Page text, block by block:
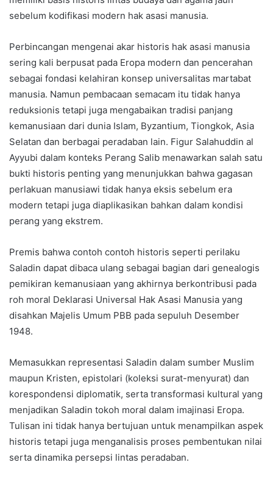
sebelum kodifikasi modern hak asasi manusia.
Perbincangan mengenai akar historis hak asasi manusia
sering kali berpusat pada Eropa modern dan pencerahan
sebagai fondasi kelahiran konsep universalitas martabat
manusia. Namun pembacaan semacam itu tidak hanya
reduksionis tetapi juga mengabaikan tradisi panjang
kemanusiaan dari dunia Islam, Byzantium, Tiongkok, Asia
Selatan dan berbagai peradaban lain. Figur Salahuddin al
Ayyubi dalam konteks Perang Salib menawarkan salah satu
bukti historis penting yang menunjukkan bahwa gagasan
perlakuan manusiawi tidak hanya eksis sebelum era
modern tetapi juga diaplikasikan bahkan dalam kondisi
perang yang ekstrem.
Premis bahwa contoh contoh historis seperti perilaku
Saladin dapat dibaca ulang sebagai bagian dari genealogis
pemikiran kemanusiaan yang akhirnya berkontribusi pada
roh moral Deklarasi Universal Hak Asasi Manusia yang
disahkan Majelis Umum PBB pada sepuluh Desember
1948.
Memasukkan representasi Saladin dalam sumber Muslim
maupun Kristen, epistolari (koleksi surat-menyurat) dan
korespondensi diplomatik, serta transformasi kultural yang
menjadikan Saladin tokoh moral dalam imajinasi Eropa.
Tulisan ini tidak hanya bertujuan untuk menampilkan aspek
historis tetapi juga menganalisis proses pembentukan nilai
serta dinamika persepsi lintas peradaban.